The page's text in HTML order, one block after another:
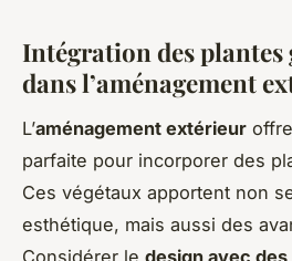
Intégration des
dans l’aménagement
L’aménagement extérieur
parfaite pour incorporer des
Ces végétaux apportent non
esthétique, mais aussi des
Considérer le design avec